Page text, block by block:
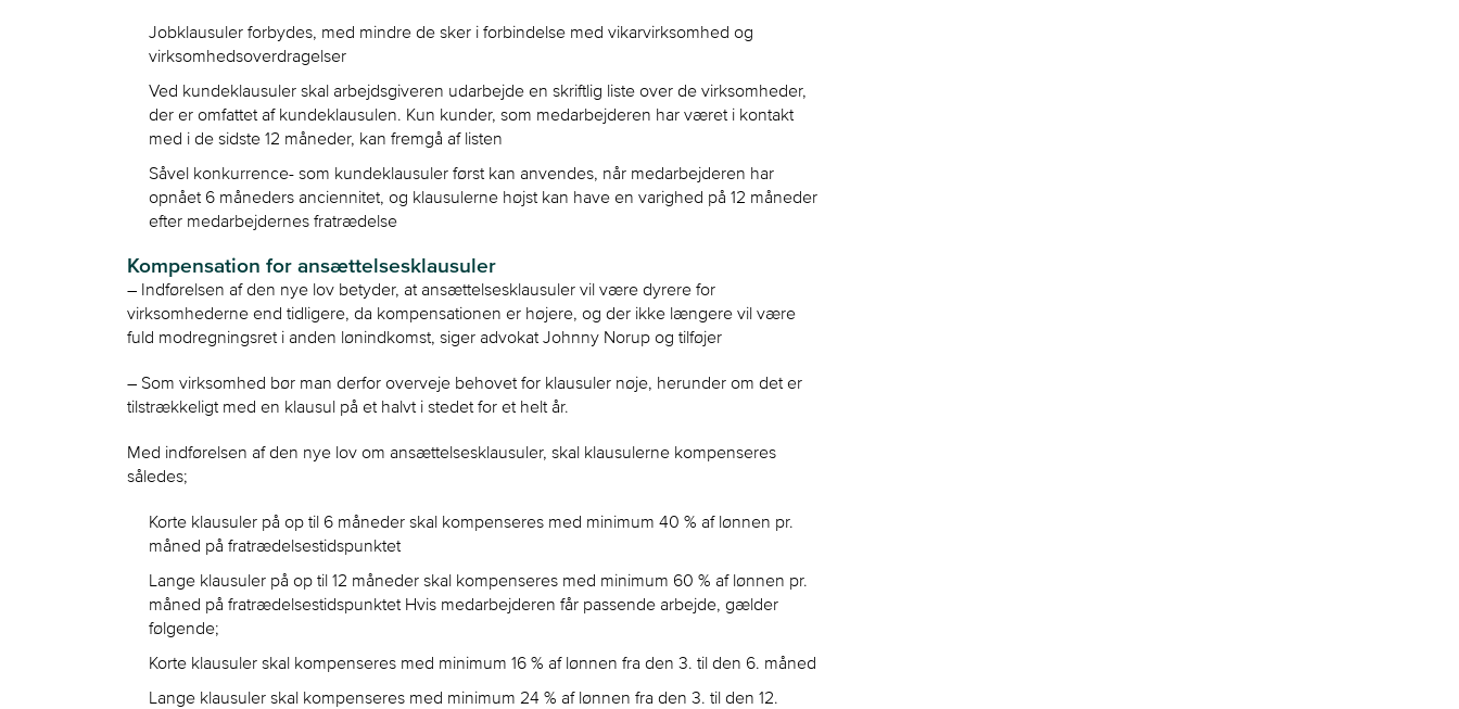
Jobklausuler forbydes, med mindre de sker i forbindelse med vikarvirksomhed og
virksomhedsoverdragelser
Ved kundeklausuler skal arbejdsgiveren udarbejde en skriftlig liste over de virksomheder,
der er omfattet af kundeklausulen. Kun kunder, som medarbejderen har været i kontakt
med i de sidste 12 måneder, kan fremgå af listen
Såvel konkurrence- som kundeklausuler først kan anvendes, når medarbejderen har
opnået 6 måneders anciennitet, og klausulerne højst kan have en varighed på 12 måneder
efter medarbejdernes fratrædelse
Kompensation for ansættelsesklausuler
– Indførelsen af den nye lov betyder, at ansættelsesklausuler vil være dyrere for
virksomhederne end tidligere, da kompensationen er højere, og der ikke længere vil være
fuld modregningsret i anden lønindkomst, siger advokat Johnny Norup og tilføjer
– Som virksomhed bør man derfor overveje behovet for klausuler nøje, herunder om det er
tilstrækkeligt med en klausul på et halvt i stedet for et helt år.
Med indførelsen af den nye lov om ansættelsesklausuler, skal klausulerne kompenseres
således;
Korte klausuler på op til 6 måneder skal kompenseres med minimum 40 % af lønnen pr.
måned på fratrædelsestidspunktet
Lange klausuler på op til 12 måneder skal kompenseres med minimum 60 % af lønnen pr.
måned på fratrædelsestidspunktet Hvis medarbejderen får passende arbejde, gælder
følgende;
Korte klausuler skal kompenseres med minimum 16 % af lønnen fra den 3. til den 6. måned
Lange klausuler skal kompenseres med minimum 24 % af lønnen fra den 3. til den 12.